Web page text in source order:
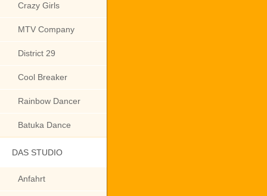
Crazy Girls
MTV Company
District 29
Cool Breaker
Rainbow Dancer
Batuka Dance
DAS STUDIO
Anfahrt